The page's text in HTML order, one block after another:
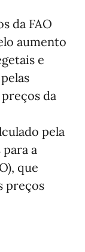
da FAO
aumento
e
da
pela
a
que
preços